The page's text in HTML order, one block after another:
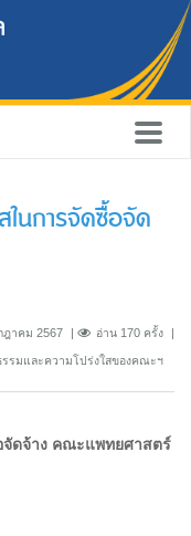
ในการจัดซื้อจัด
ฎาคม 2567 อ่าน 170 ครั้ง
รมและความโปร่งใสของคณะฯ
จัดจ้าง คณะแพทยศาสตร์